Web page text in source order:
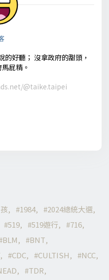
好聽； 沒拿政府的甜頭，
屁精。
@taike.taipei
1984
2024總統大選
519 519遊行
716
BLM
BNT
CDC CULTISH
NCC
TDR